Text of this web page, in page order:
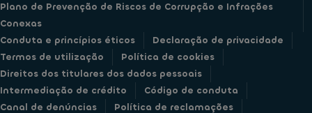
Plano de Prevenção de Riscos de Corrupção e Infrações
Conexas
Conduta e princípios éticos
Declaração de privacidade
Termos de utilização
Política de cookies
Direitos dos titulares dos dados pessoais
Intermediação de crédito
Código de conduta
Canal de denúncias
Política de reclamações